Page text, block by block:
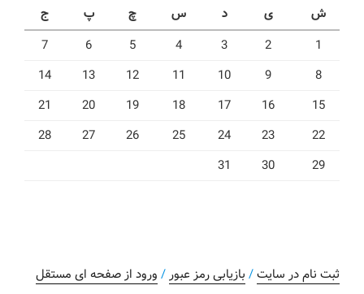
ش
ی د س چ پ
ج
1
2
3
4
5
6
7
8
9
10
11
12
13
14
15
16
17
18
19
20
21
22
23
24
25
26
27
28
29
30
31
ثبت نام در سایت/ بازیابی رمز عبور/ ورود از صفحه ای مستقل